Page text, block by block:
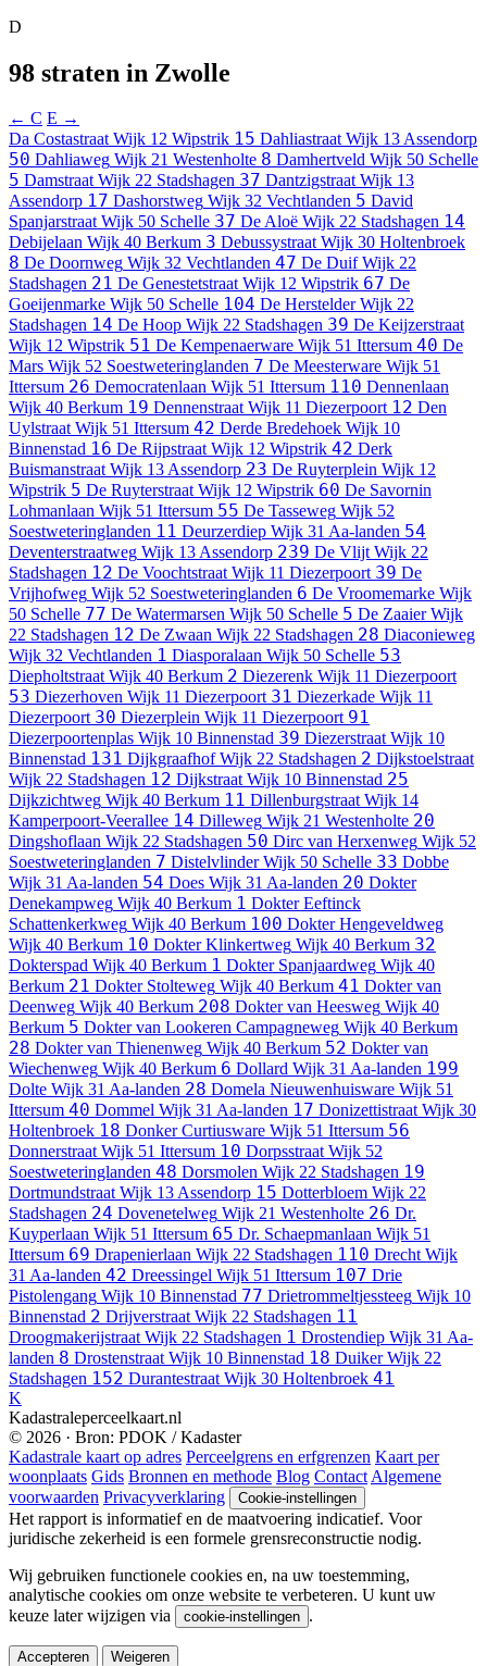
D
98 straten in Zwolle
← C E →
Da Costastraat Wijk 12 Wipstrik 15 Dahliastraat Wijk 13 Assendorp
50 Dahliaweg Wijk 21 Westenholte 8 Damhertveld Wijk 50 Schelle
5 Damstraat Wijk 22 Stadshagen 37 Dantzigstraat Wijk 13
Assendorp 17 Dashorstweg Wijk 32 Vechtlanden 5 David
Spanjarstraat Wijk 50 Schelle 37 De Aloë Wijk 22 Stadshagen 14
Debijelaan Wijk 40 Berkum 3 Debussystraat Wijk 30 Holtenbroek
8 De Doornweg Wijk 32 Vechtlanden 47 De Duif Wijk 22
Stadshagen 21 De Genestetstraat Wijk 12 Wipstrik 67 De
Goeijenmarke Wijk 50 Schelle 104 De Herstelder Wijk 22
Stadshagen 14 De Hoop Wijk 22 Stadshagen 39 De Keijzerstraat
Wijk 12 Wipstrik 51 De Kempenaerware Wijk 51 Ittersum 40 De
Mars Wijk 52 Soestweteringlanden 7 De Meesterware Wijk 51
Ittersum 26 Democratenlaan Wijk 51 Ittersum 110 Dennenlaan
Wijk 40 Berkum 19 Dennenstraat Wijk 11 Diezerpoort 12 Den
Uylstraat Wijk 51 Ittersum 42 Derde Bredehoek Wijk 10
Binnenstad 16 De Rijpstraat Wijk 12 Wipstrik 42 Derk
Buismanstraat Wijk 13 Assendorp 23 De Ruyterplein Wijk 12
Wipstrik 5 De Ruyterstraat Wijk 12 Wipstrik 60 De Savornin
Lohmanlaan Wijk 51 Ittersum 55 De Tasseweg Wijk 52
Soestweteringlanden 11 Deurzerdiep Wijk 31 Aa-landen 54
Deventerstraatweg Wijk 13 Assendorp 239 De Vlijt Wijk 22
Stadshagen 12 De Voochtstraat Wijk 11 Diezerpoort 39 De
Vrijhofweg Wijk 52 Soestweteringlanden 6 De Vroomemarke Wijk
50 Schelle 77 De Watermarsen Wijk 50 Schelle 5 De Zaaier Wijk
22 Stadshagen 12 De Zwaan Wijk 22 Stadshagen 28 Diaconieweg
Wijk 32 Vechtlanden 1 Diasporalaan Wijk 50 Schelle 53
Diepholtstraat Wijk 40 Berkum 2 Diezerenk Wijk 11 Diezerpoort
53 Diezerhoven Wijk 11 Diezerpoort 31 Diezerkade Wijk 11
Diezerpoort 30 Diezerplein Wijk 11 Diezerpoort 91
Diezerpoortenplas Wijk 10 Binnenstad 39 Diezerstraat Wijk 10
Binnenstad 131 Dijkgraafhof Wijk 22 Stadshagen 2 Dijkstoelstraat
Wijk 22 Stadshagen 12 Dijkstraat Wijk 10 Binnenstad 25
Dijkzichtweg Wijk 40 Berkum 11 Dillenburgstraat Wijk 14
Kamperpoort-Veerallee 14 Dilleweg Wijk 21 Westenholte 20
Dingshoflaan Wijk 22 Stadshagen 50 Dirc van Herxenweg Wijk 52
Soestweteringlanden 7 Distelvlinder Wijk 50 Schelle 33 Dobbe
Wijk 31 Aa-landen 54 Does Wijk 31 Aa-landen 20 Dokter
Denekampweg Wijk 40 Berkum 1 Dokter Eeftinck
Schattenkerkweg Wijk 40 Berkum 100 Dokter Hengeveldweg
Wijk 40 Berkum 10 Dokter Klinkertweg Wijk 40 Berkum 32
Dokterspad Wijk 40 Berkum 1 Dokter Spanjaardweg Wijk 40
Berkum 21 Dokter Stolteweg Wijk 40 Berkum 41 Dokter van
Deenweg Wijk 40 Berkum 208 Dokter van Heesweg Wijk 40
Berkum 5 Dokter van Lookeren Campagneweg Wijk 40 Berkum
28 Dokter van Thienenweg Wijk 40 Berkum 52 Dokter van
Wiechenweg Wijk 40 Berkum 6 Dollard Wijk 31 Aa-landen 199
Dolte Wijk 31 Aa-landen 28 Domela Nieuwenhuisware Wijk 51
Ittersum 40 Dommel Wijk 31 Aa-landen 17 Donizettistraat Wijk 30
Holtenbroek 18 Donker Curtiusware Wijk 51 Ittersum 56
Donnerstraat Wijk 51 Ittersum 10 Dorpsstraat Wijk 52
Soestweteringlanden 48 Dorsmolen Wijk 22 Stadshagen 19
Dortmundstraat Wijk 13 Assendorp 15 Dotterbloem Wijk 22
Stadshagen 24 Dovenetelweg Wijk 21 Westenholte 26 Dr.
Kuyperlaan Wijk 51 Ittersum 65 Dr. Schaepmanlaan Wijk 51
Ittersum 69 Drapenierlaan Wijk 22 Stadshagen 110 Drecht Wijk
31 Aa-landen 42 Dreessingel Wijk 51 Ittersum 107 Drie
Pistolengang Wijk 10 Binnenstad 77 Drietrommeltjessteeg Wijk 10
Binnenstad 2 Drijverstraat Wijk 22 Stadshagen 11
Droogmakerijstraat Wijk 22 Stadshagen 1 Drostendiep Wijk 31 Aa-
landen 8 Drostenstraat Wijk 10 Binnenstad 18 Duiker Wijk 22
Stadshagen 152 Durantestraat Wijk 30 Holtenbroek 41
K
Kadastraleperceelkaart.nl
© 2026 · Bron: PDOK / Kadaster
Kadastrale kaart op adres Perceelgrens en erfgrenzen Kaart per
woonplaats Gids Bronnen en methode Blog ContactAlgemene
voorwaarden Privacyverklaring Cookie-instellingen
Het rapport is informatief en de maatvoering indicatief. Voor
juridische zekerheid is een formele grensreconstructie nodig.
Wij gebruiken functionele cookies en, na uw toestemming,
analytische cookies om onze website te verbeteren. U kunt uw
keuze later wijzigen via
cookie-instellingen .
Accepteren Weigeren